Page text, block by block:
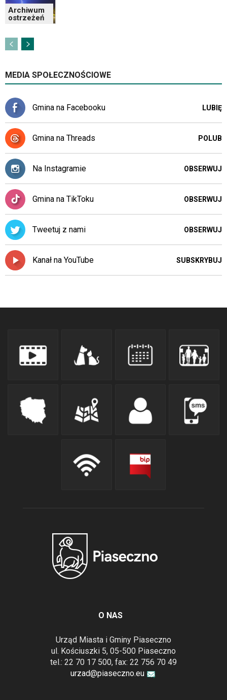
Archiwum
ostrzeżeń
MEDIA SPOŁECZNOŚCIOWE
Gmina na Facebooku LUBIĘ
Gmina na Threads POLUB
Na Instagramie OBSERWUJ
Gmina na TikToku OBSERWUJ
Tweetuj z nami OBSERWUJ
Kanał na YouTube SUBSKRYBUJ
O NAS
Urząd Miasta i Gminy Piaseczno
ul. Kościuszki 5, 05-500 Piaseczno
tel.: 22 70 17 500, fax: 22 756 70 49
urzad@piaseczno.eu